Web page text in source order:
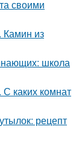
своими
Камин из
школа
С каких комнат
рецепт